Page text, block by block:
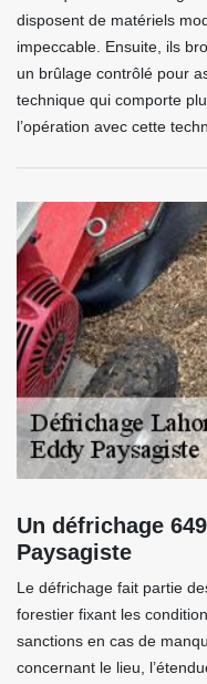
disposent de matériels
impeccable. Ensuite, ils
un brûlage contrôlé pour
technique qui comporte
l’opération avec cette
Un défrichage
Paysagiste
Le défrichage fait partie
forestier fixant les
sanctions en cas de
concernant le lieu,